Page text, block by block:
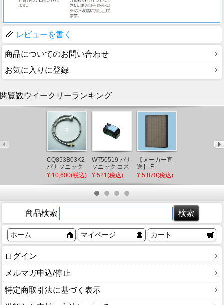
レビューを書く
商品についてのお問い合わせ
お気に入りに登録
閲覧数ウイークリーランキング
CQ853B03K2
パナソニック
シャワーホー
ス メタルホー
ス L=1200
後継品)
¥ 10,600(税込)
WT50519 パナ
ソニック コス
モシリーズワ
イド21 埋込ほ
たるスイッチ
B(片切)
¥ 521(税込)
【メーカー直
送】 F-
ZSLP40 パナ
ソニック 天井
埋込形空気清
ィルター
¥ 5,870(税込)
熱灯 AP882 和
紙 おしゃれ 日
本製 国産 木製
商品検索
ホーム マイページ カート
ログイン
メルマガ申込/停止
特定商取引法に基づく表示